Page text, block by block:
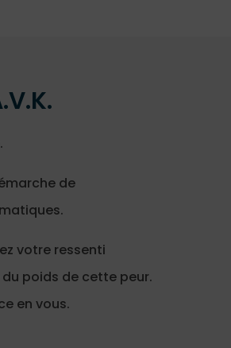
de
votre ressenti
poids de cette peur.
en vous.